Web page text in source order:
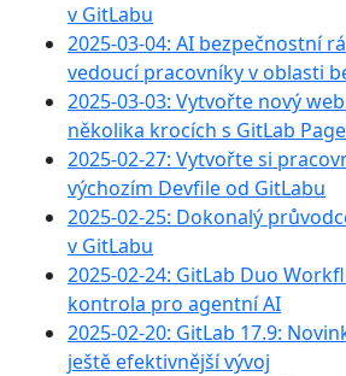
v GitLabu
2025-03-04: AI bezpečnostní
vedoucí pracovníky v oblasti
2025-03-03: Vytvořte nový
několika krocích s GitLab
2025-02-27: Vytvořte si
výchozím Devfile od GitLabu
2025-02-25: Dokonalý
v GitLabu
2025-02-24: GitLab Duo
kontrola pro agentní AI
2025-02-20: GitLab 17.9:
ještě efektivnější vývoj